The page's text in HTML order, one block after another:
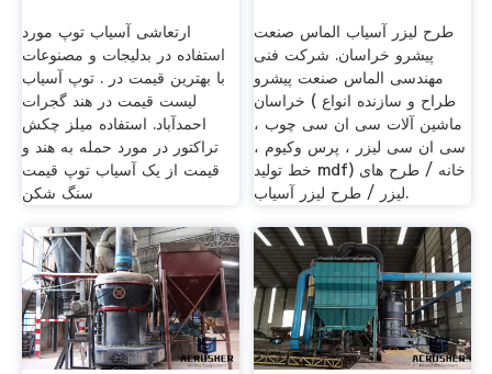
ارتعاشی آسیاب توپ مورد
استفاده در بدلیجات و مصنوعات
با بهترین قیمت در . توپ آسیاب
لیست قیمت در هند گجرات
احمدآباد. استفاده میلز چکش
تراکتور در مورد حمله به هند و
قیمت از یک آسیاب توپ قیمت
سنگ شکن
طرح لیزر آسیاب الماس صنعت
پیشرو خراسان. شرکت فنی
مهندسی الماس صنعت پیشرو
خراسان ( طراح و سازنده انواع
ماشین آلات سی ان سی چوب ،
سی ان سی لیزر ، پرس وکیوم ،
خط تولید mdf) خانه / طرح های
لیزر / طرح لیزر آسیاب.